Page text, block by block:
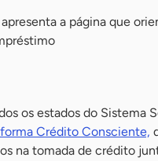
a página que
os estados do Sistema
Crédito Consciente,
na tomada de crédito